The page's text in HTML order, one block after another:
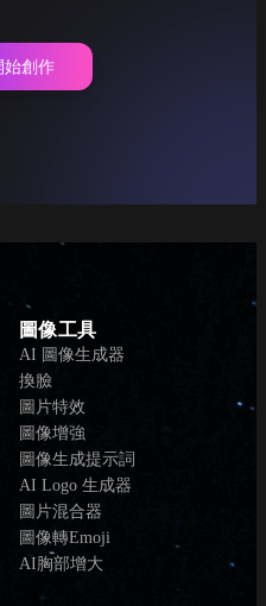
始創作
圖像工具
AI 圖像生成器
換臉
圖片特效
圖像增強
圖像生成提示詞
AI Logo 生成器
圖片混合器
圖像轉Emoji
AI胸部增大